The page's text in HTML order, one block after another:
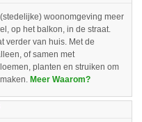
woonomgeving meer
op het balkon, in de straat.
verder van huis. Met de
of samen met
planten en struiken om
Meer Waarom?